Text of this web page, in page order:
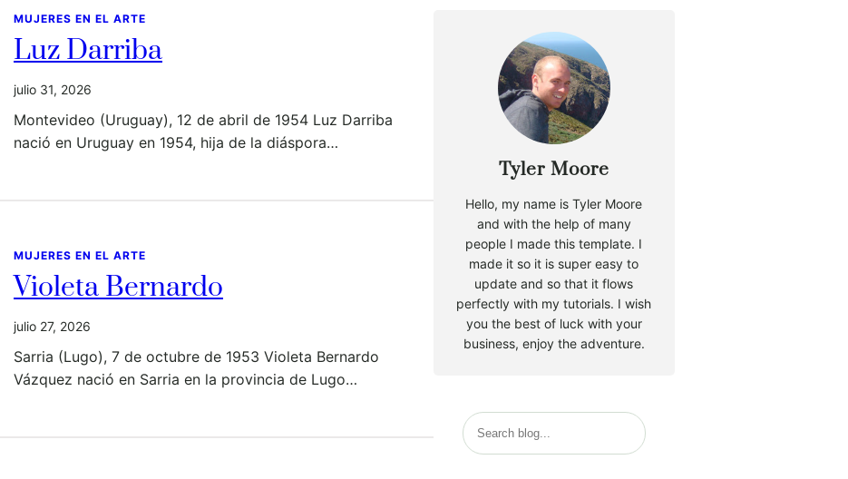
MUJERES EN EL ARTE
Luz Darriba
julio 31, 2026
Montevideo (Uruguay), 12 de abril de 1954 Luz Darriba
nació en Uruguay en 1954, hija de la diáspora…
MUJERES EN EL ARTE
Violeta Bernardo
julio 27, 2026
Sarria (Lugo), 7 de octubre de 1953 Violeta Bernardo
Vázquez nació en Sarria en la provincia de Lugo…
Tyler Moore
Hello, my name is Tyler Moore
and with the help of many
people I made this template. I
made it so it is super easy to
update and so that it flows
perfectly with my tutorials. I wish
you the best of luck with your
business, enjoy the adventure.
B
u